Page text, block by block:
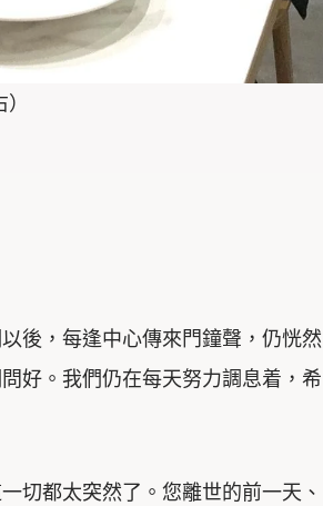
後，每逢中心傳來門鐘聲，仍恍然
好。我們仍在每天努力調息着，希
切都太突然了。您離世的前一天、